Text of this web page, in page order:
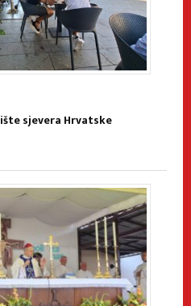
sjevera Hrvatske